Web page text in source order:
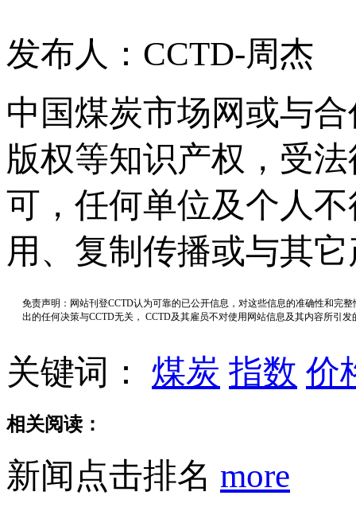
发布人：CCTD-周杰
中国煤炭市场网或与
版权等知识产权，受
可，任何单位及个人
用、复制传播或与其
免责声明：网站刊登CCTD认为可靠的已公开信息，对这些信息的准确性和完
出的任何决策与CCTD无关， CCTD及其雇员不对使用网站信息及其内容所引
关键词： 煤炭 指数 价
相关阅读：
新闻点击排名 more